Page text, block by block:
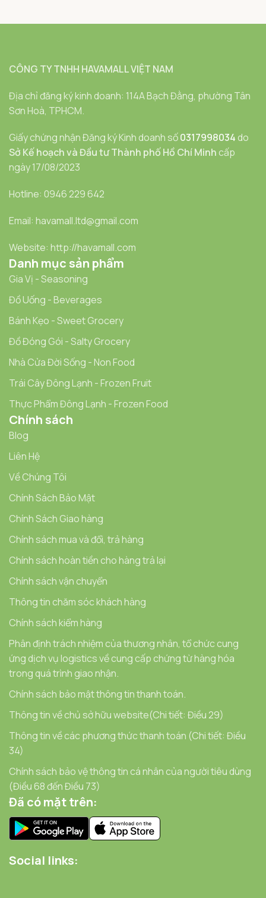
CÔNG TY TNHH HAVAMALL VIỆT NAM
Địa chỉ đăng ký kinh doanh: 114A Bạch Đằng, phường Tân
Sơn Hoà, TPHCM.
Giấy chứng nhận Đăng ký Kinh doanh số0317998034 do
Sở Kế hoạch và Đầu tư Thành phố Hồ Chí Minh cấp
ngày 17/08/2023
Hotline: 0946 229 642
Email: havamall.ltd@gmail.com
Website: http://havamall.com
Danh mục sản phẩm
Gia Vị - Seasoning
Đồ Uống - Beverages
Bánh Kẹo - Sweet Grocery
Đồ Đóng Gói - Salty Grocery
Nhà Cửa Đời Sống - Non Food
Trái Cây Đông Lạnh - Frozen Fruit
Thực Phẩm Đông Lạnh - Frozen Food
Chính sách
Blog
Liên Hệ
Về Chúng Tôi
Chính Sách Bảo Mật
Chính Sách Giao hàng
Chính sách mua và đổi, trả hàng
Chính sách hoàn tiền cho hàng trả lại
Chính sách vận chuyển
Thông tin chăm sóc khách hàng
Chính sách kiểm hàng
Phân định trách nhiệm của thương nhân, tổ chức cung
ứng dịch vụ logistics về cung cấp chứng từ hàng hóa
trong quá trình giao nhận.
Chính sách bảo mật thông tin thanh toán.
Thông tin về chủ sở hữu website(Chi tiết: Điều 29)
Thông tin về các phương thức thanh toán (Chi tiết: Điều
34)
Chính sách bảo vệ thông tin cá nhân của người tiêu dùng
(Điều 68 đến Điều 73)
Đã có mặt trên:
Social links: